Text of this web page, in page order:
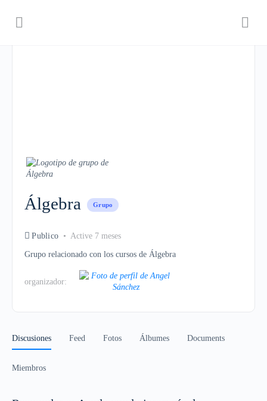
Álgebra Grupo
Publico Active 7 meses
Grupo relacionado con los cursos de Álgebra
organizador:
Discusiones Feed Fotos Álbumes Documents
Miembros